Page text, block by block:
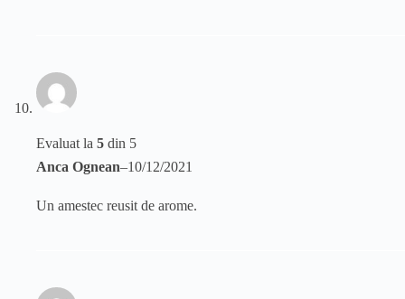
Evaluat la 5 din 5
Anca Ognean–10/12/2021
Un amestec reusit de arome.